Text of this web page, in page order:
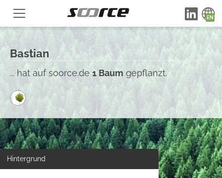
Bastian
... hat auf soorce.de 1 Baum gepflanzt.
Hintergrund